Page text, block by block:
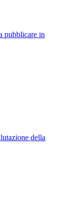
pubblicare in
della